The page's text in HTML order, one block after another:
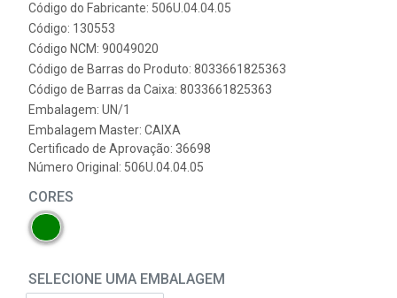
Código do Fabricante: 506U.04.04.05
Código: 130553
Código NCM: 90049020
Código de Barras do Produto: 8033661825363
Código de Barras da Caixa: 8033661825363
Embalagem: UN/1
Embalagem Master: CAIXA
Certificado de Aprovação: 36698
Número Original: 506U.04.04.05
CORES
SELECIONE UMA EMBALAGEM